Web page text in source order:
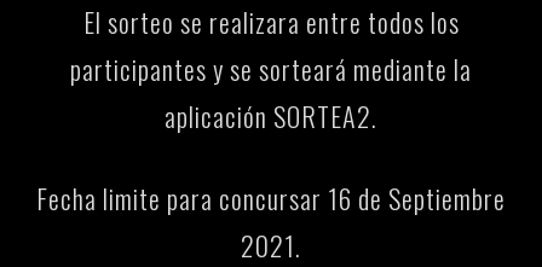
El sorteo se realizara entre todos los
participantes y se sorteará mediante la
aplicación SORTEA2.
Fecha limite para concursar 16 de Septiembre
2021.